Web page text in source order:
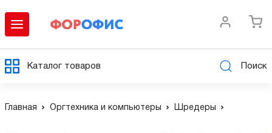
Каталог товаров Поиск
Главная Оргтехника и компьютеры Шредеры